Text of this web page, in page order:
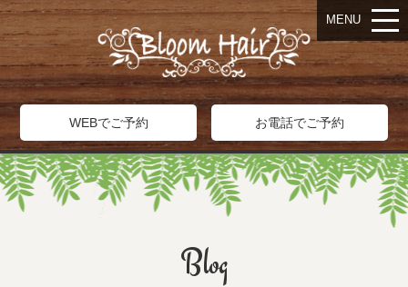
WEBでご予約 お電話でご予約
MENU
Blog